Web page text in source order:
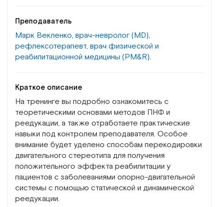
Преподаватель
Марк Векленко, врач-невролог (MD),
рефлексотерапевт, врач физической и
реабилитационной медицины (PM&R).
Краткое описание
На тренинге вы подробно ознакомитесь с
теоретическими основами методов ПНФ и
реедукации, а также отработаете практические
навыки под контролем преподавателя. Особое
внимание будет уделено способам перекодировки
двигательного стереотипа для получения
положительного эффекта реабилитации у
пациентов с заболеваниями опорно-двигательной
системы с помощью статической и динамической
реедукации.